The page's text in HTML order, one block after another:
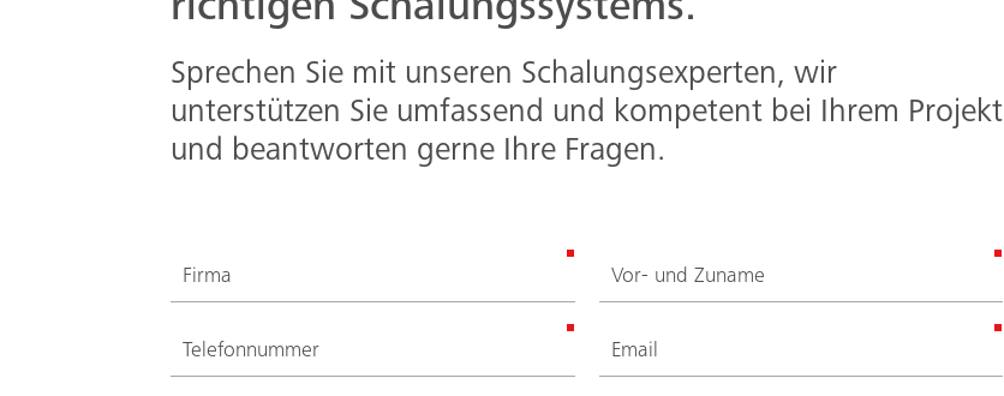
richtigen Schalungssystems.
Sprechen Sie mit unseren Schalungsexperten, wir
unterstützen Sie umfassend und kompetent bei Ihrem Projekt
und beantworten gerne Ihre Fragen.